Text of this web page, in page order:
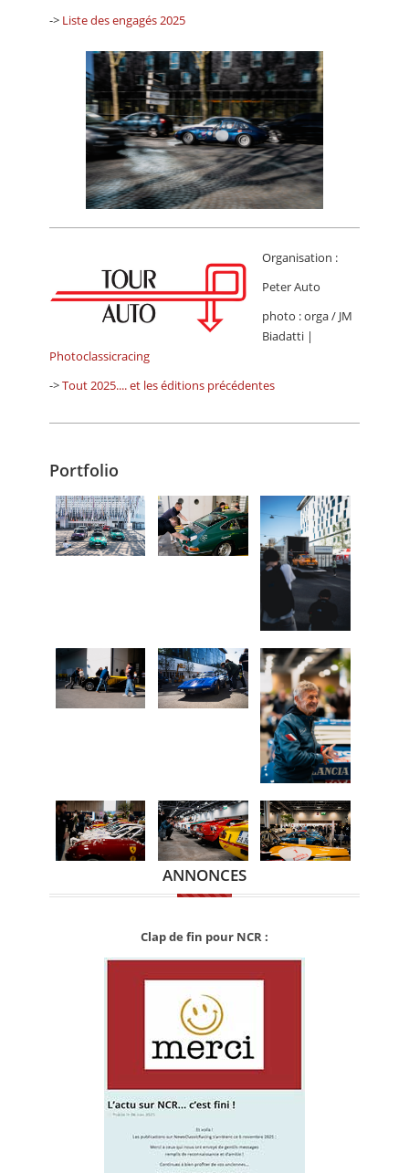
-> Liste des engagés 2025
Organisation :
Peter Auto
photo : orga / JM
Biadatti |
Photoclassicracing
->Tout 2025.... et les éditions précédentes
Portfolio
ANNONCES
Clap de fin pour NCR :